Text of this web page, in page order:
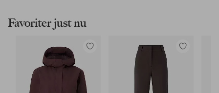
Favoriter just nu
Lägg
favoriter
Lägg